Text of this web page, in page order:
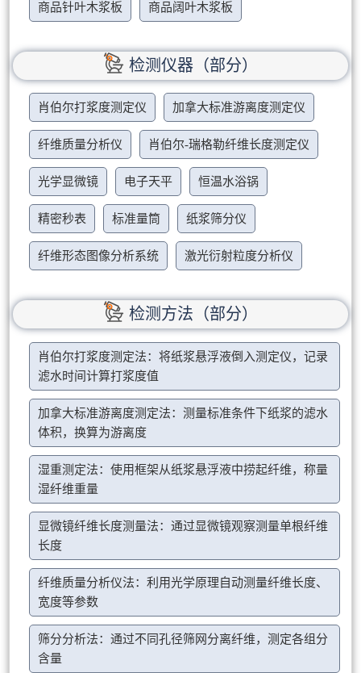
商品针叶木浆板 商品阔叶木浆板
检测仪器（部分）
肖伯尔打浆度测定仪 加拿大标准游离度测定仪
纤维质量分析仪 肖伯尔-瑞格勒纤维长度测定仪
光学显微镜 电子天平 恒温水浴锅
精密秒表 标准量筒 纸浆筛分仪
纤维形态图像分析系统 激光衍射粒度分析仪
检测方法（部分）
肖伯尔打浆度测定法：将纸浆悬浮液倒入测定仪，记录
滤水时间计算打浆度值
加拿大标准游离度测定法：测量标准条件下纸浆的滤水
体积，换算为游离度
湿重测定法：使用框架从纸浆悬浮液中捞起纤维，称量
湿纤维重量
显微镜纤维长度测量法：通过显微镜观察测量单根纤维
长度
纤维质量分析仪法：利用光学原理自动测量纤维长度、
宽度等参数
筛分分析法：通过不同孔径筛网分离纤维，测定各组分
含量